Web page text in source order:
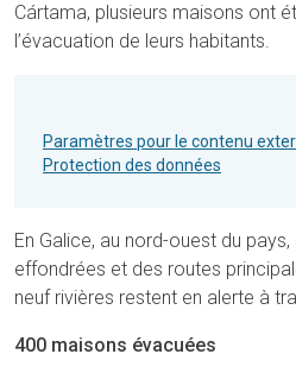
Cártama, plusieurs maisons ont
l’évacuation de leurs habitants.
Paramètres pour le contenu
Protection des données
En Galice, au nord-ouest du
effondrées et des routes
neuf rivières restent en alerte à
400 maisons évacuées